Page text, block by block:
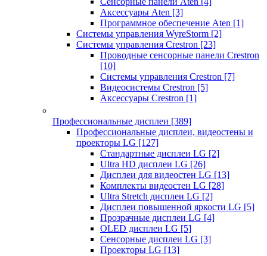
Аксессуары Aten [3]
Программное обеспечение Aten [1]
Системы управления WyreStorm [2]
Системы управления Crestron [23]
Проводные сенсорные панели Crestron
[10]
Системы управления Crestron [7]
Видеосистемы Crestron [5]
Аксессуары Crestron [1]
Профессиональные дисплеи [389]
Профессиональные дисплеи, видеостены и
проекторы LG [127]
Стандартные дисплеи LG [2]
Ultra HD дисплеи LG [26]
Дисплеи для видеостен LG [13]
Комплекты видеостен LG [28]
Ultra Stretch дисплеи LG [2]
Дисплеи повышенной яркости LG [5]
Прозрачные дисплеи LG [4]
OLED дисплеи LG [5]
Сенсорные дисплеи LG [3]
Проекторы LG [13]